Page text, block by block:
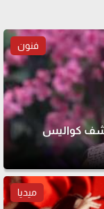
فنون
كواليس
ميديا